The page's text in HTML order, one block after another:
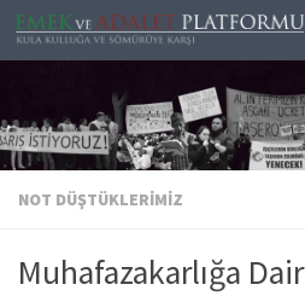
Skip to content
NOT DÜŞTÜKLERIMIZ
Muhafazakarlığa Dair